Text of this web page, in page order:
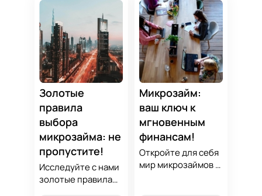
возможности.
Погрузитесь в мир
умного управления
долгами с нашим
практическим
руководством.
финансового
равновесия.
Узнайте, как
управлять долгами
и достичь
финансовой
гармонии, следуя
нашим
проверенным
стратегиям.
Золотые
правила
выбора
микрозайма: не
пропустите!
Исследуйте с нами
золотые правила
Микрозайм:
ваш ключ к
мгновенным
финансам!
Откройте для себя
мир микрозаймов с